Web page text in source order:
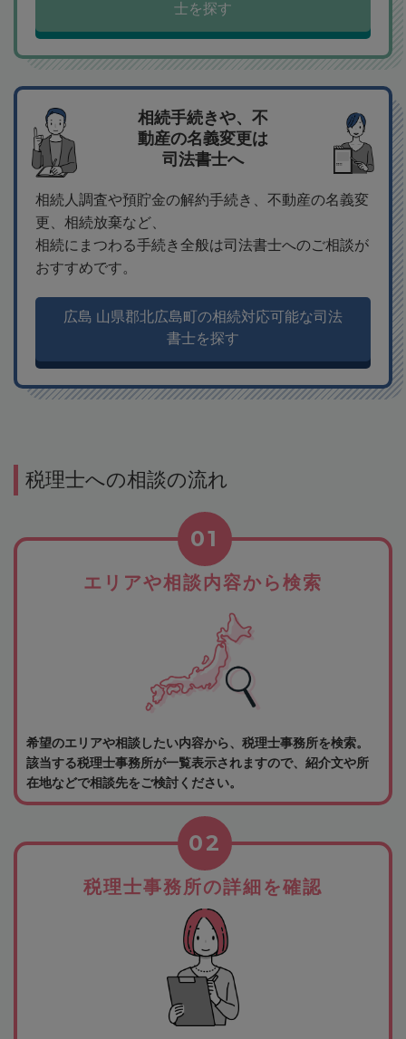
士を探す
相続手続きや、不
動産の名義変更は
司法書士へ
相続人調査や預貯金の解約手続き、不動産の名義変
更、相続放棄など、
相続にまつわる手続き全般は司法書士へのご相談が
おすすめです。
広島 山県郡北広島町の相続対応可能な司法
書士を探す
税理士への相談の流れ
エリアや相談内容から検索
01
希望のエリアや相談したい内容から、税理士事務所を検索。
該当する税理士事務所が一覧表示されますので、紹介文や所
在地などで相談先をご検討ください。
税理士事務所の詳細を確認
02